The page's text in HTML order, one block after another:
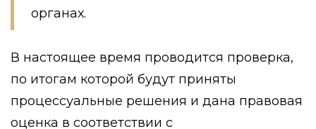
органах.
В настоящее время проводится проверка,
по итогам которой будут приняты
процессуальные решения и дана правовая
оценка в соответствии с